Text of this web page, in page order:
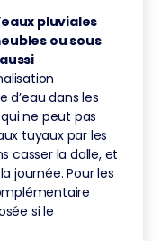
pluviales
ou sous
dans les
ne peut pas
tuyaux par les
casser la dalle, et
journée. Pour les
si le